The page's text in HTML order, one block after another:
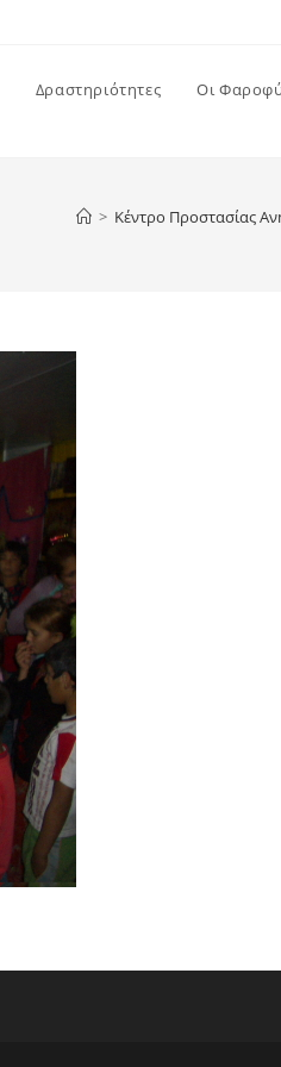
Δραστηριότητες Οι
> Κέντρο Προστασίας